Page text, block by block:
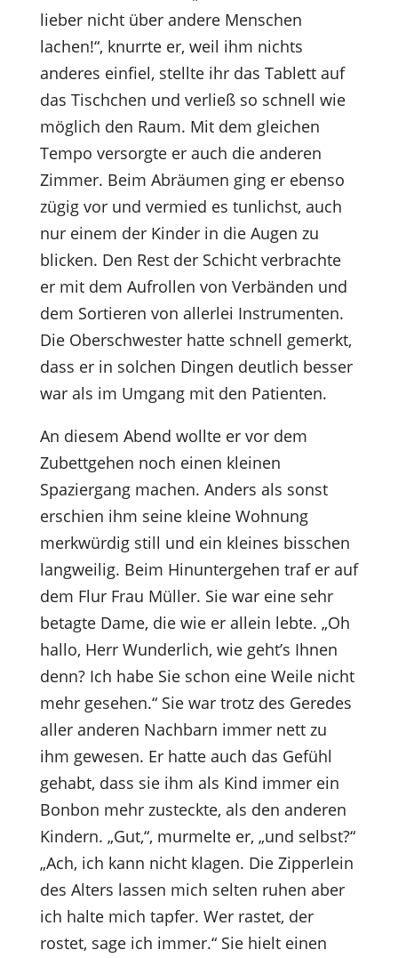
lieber nicht über andere Menschen
lachen!“, knurrte er, weil ihm nichts
anderes einfiel, stellte ihr das Tablett auf
das Tischchen und verließ so schnell wie
möglich den Raum. Mit dem gleichen
Tempo versorgte er auch die anderen
Zimmer. Beim Abräumen ging er ebenso
zügig vor und vermied es tunlichst, auch
nur einem der Kinder in die Augen zu
blicken. Den Rest der Schicht verbrachte
er mit dem Aufrollen von Verbänden und
dem Sortieren von allerlei Instrumenten.
Die Oberschwester hatte schnell gemerkt,
dass er in solchen Dingen deutlich besser
war als im Umgang mit den Patienten.
An diesem Abend wollte er vor dem
Zubettgehen noch einen kleinen
Spaziergang machen. Anders als sonst
erschien ihm seine kleine Wohnung
merkwürdig still und ein kleines bisschen
langweilig. Beim Hinuntergehen traf er auf
dem Flur Frau Müller. Sie war eine sehr
betagte Dame, die wie er allein lebte. „Oh
hallo, Herr Wunderlich, wie geht’s Ihnen
denn? Ich habe Sie schon eine Weile nicht
mehr gesehen.“ Sie war trotz des Geredes
aller anderen Nachbarn immer nett zu
ihm gewesen. Er hatte auch das Gefühl
gehabt, dass sie ihm als Kind immer ein
Bonbon mehr zusteckte, als den anderen
Kindern. „Gut,“, murmelte er, „und selbst?“
„Ach, ich kann nicht klagen. Die Zipperlein
des Alters lassen mich selten ruhen aber
ich halte mich tapfer. Wer rastet, der
rostet, sage ich immer.“ Sie hielt einen